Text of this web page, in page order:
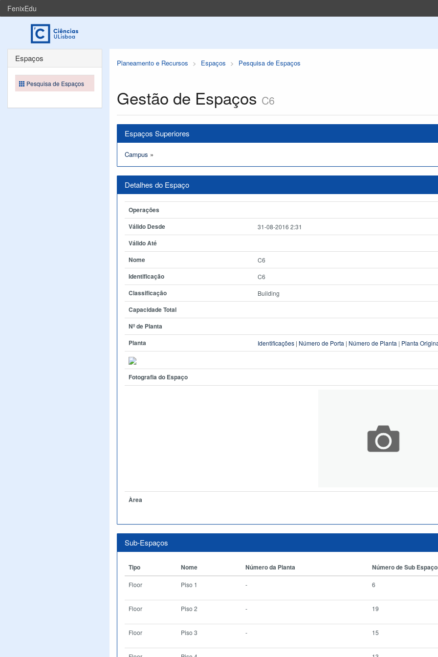
FenixEdu
Planeamento e Recursos Espaços Pesquisa de Espaços
Gestão de Espaços C6
Espaços Superiores
Campus »
Detalhes do Espaço
Operações
Válido Desde
31-08-2016 2:31
Válido Até
Nome
C6
Identificação C6
Classificação Building
Capacidade Total
Nº de Planta
Planta
Identificações | Número de Porta | Número de Planta | Planta
Fotografia do Espaço
Àrea
Sub-Espaços
Tipo Nome Número da Planta Número de Sub
Floor Piso 1 - 6
Floor Piso 2 - 19
Floor Piso 3 - 15
Espaços
Pesquisa de Espaços